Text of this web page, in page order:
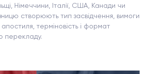
Німеччини, Італії, США, Канади чи
створюють тип засвідчення, вимоги
терміновість і формат
перекладу.